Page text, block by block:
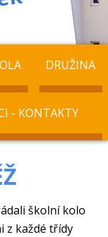
DRUŽINA
- KONTAKTY
školní kolo
z každé třídy